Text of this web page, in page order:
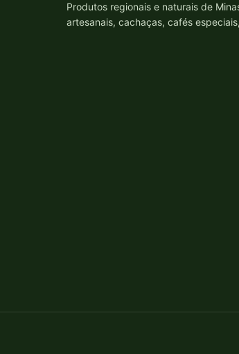
Produtos regionais e naturais de
artesanais, cachaças, cafés